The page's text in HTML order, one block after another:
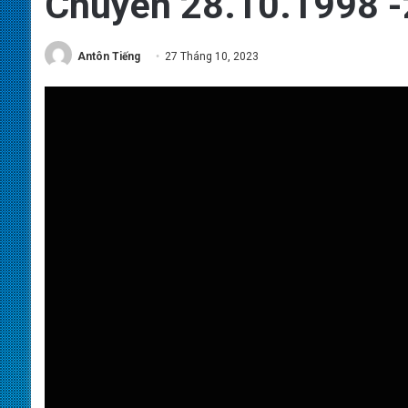
Antôn Tiếng 27 Tháng 10, 2023